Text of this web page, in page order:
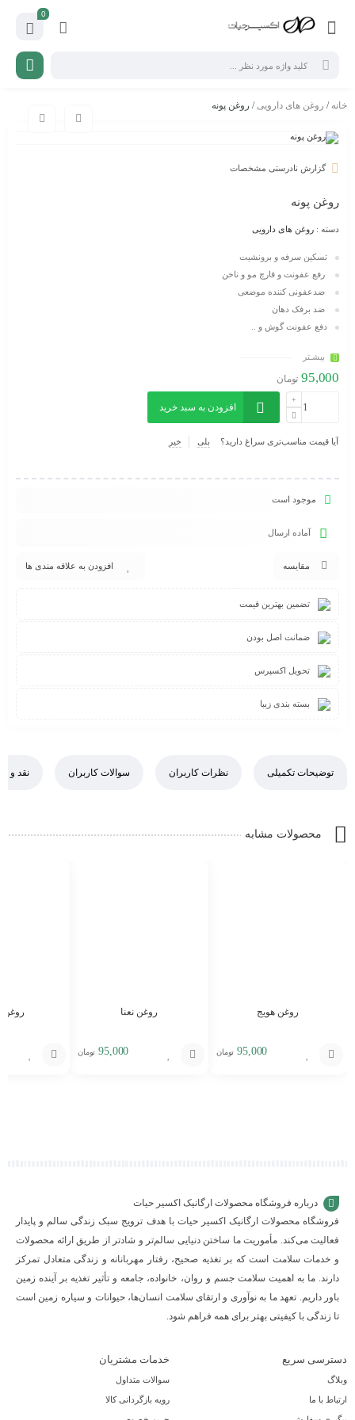
0
خانه / روغن های دارویی / روغن پونه
گزارش نادرستی مشخصات
روغن پونه
دسته : روغن های دارویی
تسکین سرفه و برونشیت
رفع عفونت و قارچ مو و ناخن
ضدعفونی کننده موضعی
ضد برفک دهان
دفع عفونت گوش و ..
بیشـتر
95,000 تومان
افزودن به سبد خرید
آیا قیمت مناسب‌تری سراغ دارید؟ بلی خیر
موجود است
آماده ارسال
مقایسه افزودن به علاقه مندی ها
تضمین بهترین قیمت
ضمانت اصل بودن
تحویل اکسپرس
بسته بندی زیبا
توضیحات تکمیلی نظرات کاربران سوالات کاربران نقد و
محصولات مشابه
روغن هویج
95,000 تومان
روغن نعنا
95,000 تومان
روغن
درباره فروشگاه محصولات ارگانیک اکسیر حیات
فروشگاه محصولات ارگانیک اکسیر حیات با هدف ترویج سبک زندگی سالم و پایدار
فعالیت می‌کند. مأموریت ما ساختن دنیایی سالم‌تر و شادتر از طریق ارائه محصولات
و خدمات سلامت است که بر تغذیه صحیح، رفتار مهربانانه و زندگی متعادل تمرکز
دارند. ما به اهمیت سلامت جسم و روان، خانواده، جامعه و تأثیر تغذیه بر آینده زمین
باور داریم. تعهد ما به نوآوری و ارتقای سلامت انسان‌ها، حیوانات و سیاره زمین است
تا زندگی با کیفیتی بهتر برای همه فراهم شود.
دسترسی سریع
وبلاگ
ارتباط با ما
خدمات مشتریان
سوالات متداول
رویه بازگردانی کالا